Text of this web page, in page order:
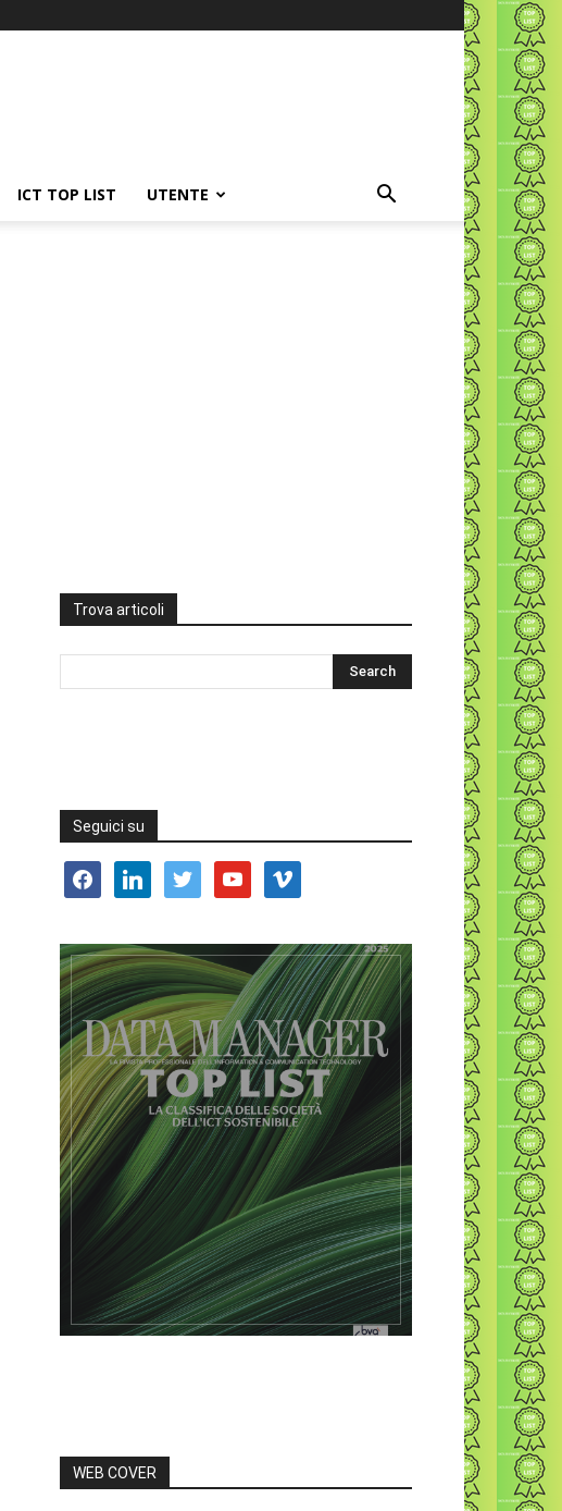
ICT TOP LIST UTENTE
Trova articoli
Seguici su
facebooklinkedin twitter youtube vimeo
WEB COVER